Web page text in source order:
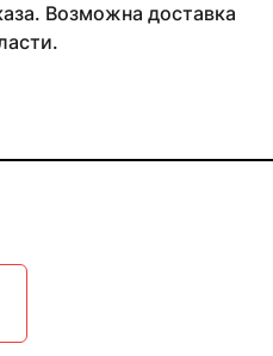
Возможна доставка